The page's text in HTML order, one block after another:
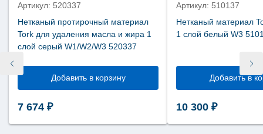
Артикул: 520337
Нетканый протирочный материал
Tork для удаления масла и жира 1
слой серый W1/W2/W3 520337
Добавить в корзину
7 674 ₽
Артикул: 510137
Нетканый материал
1 слой белый W3
Добавить в
10 300 ₽